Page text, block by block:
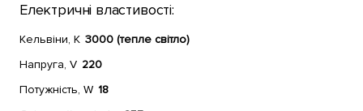
Електричні властивості:
Кельвіни, К 3000 (тепле світло)
Напруга, V 220
Потужність, W 18